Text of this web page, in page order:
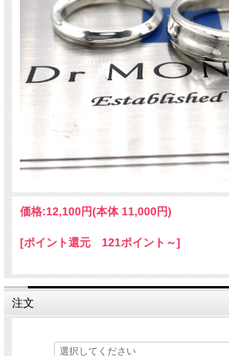
価格:12,100円(本体 11,000円)
[ポイント還元 121ポイント～]
注文